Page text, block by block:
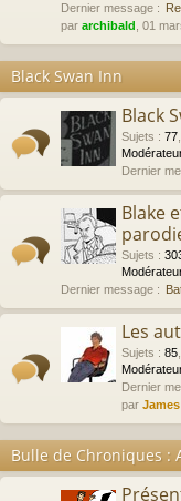
Dernier message :
par archibald , 01
Black Swan Inn
Black
Sujets : 77
Dernier
Blake
Sujets :
Dernier message :
Les
Sujets : 85
Dernier
par James
Bulle de Chroniques :